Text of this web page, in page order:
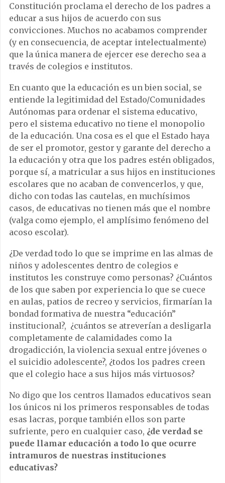
Constitución proclama el derecho de los padres a
educar a sus hijos de acuerdo con sus
convicciones. Muchos no acabamos comprender
(y en consecuencia, de aceptar intelectualmente)
que la única manera de ejercer ese derecho sea a
través de colegios e institutos.
En cuanto que la educación es un bien social, se
entiende la legitimidad del Estado/Comunidades
Autónomas para ordenar el sistema educativo,
pero el sistema educativo no tiene el monopolio
de la educación. Una cosa es el que el Estado haya
de ser el promotor, gestor y garante del derecho a
la educación y otra que los padres estén obligados,
porque sí, a matricular a sus hijos en instituciones
escolares que no acaban de convencerlos, y que,
dicho con todas las cautelas, en muchísimos
casos, de educativas no tienen más que el nombre
(valga como ejemplo, el amplísimo fenómeno del
acoso escolar).
¿De verdad todo lo que se imprime en las almas de
niños y adolescentes dentro de colegios e
institutos les construye como personas? ¿Cuántos
de los que saben por experiencia lo que se cuece
en aulas, patios de recreo y servicios, firmarían la
bondad formativa de nuestra “educación”
institucional?, ¿cuántos se atreverían a desligarla
completamente de calamidades como la
drogadicción, la violencia sexual entre jóvenes o
el suicidio adolescente?, ¿todos los padres creen
que el colegio hace a sus hijos más virtuosos?
No digo que los centros llamados educativos sean
los únicos ni los primeros responsables de todas
esas lacras, porque también ellos son parte
sufriente, pero en cualquier caso, ¿de verdad se
puede llamar educación a todo lo que ocurre
intramuros de nuestras instituciones
educativas?